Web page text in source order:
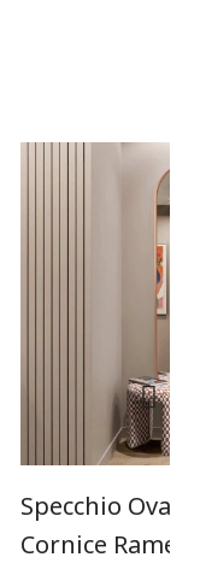
Specchio
Cornice Rame